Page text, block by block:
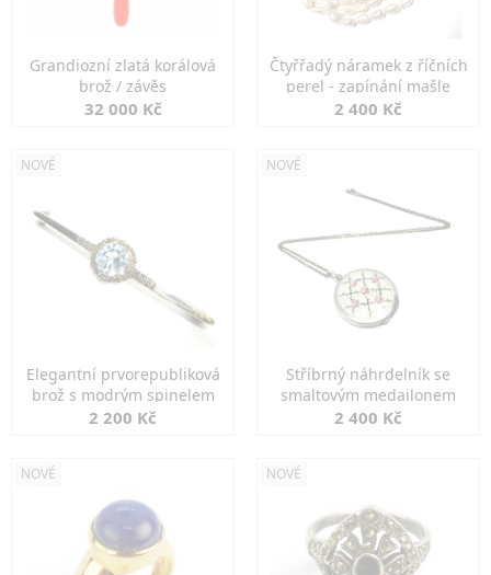
Grandiozní zlatá korálová
brož / závěs
32 000 Kč
Čtyřřadý náramek z říčních
perel - zapínání mašle
2 400 Kč
NOVÉ
Elegantní prvorepubliková
brož s modrým spinelem
2 200 Kč
NOVÉ
Stříbrný náhrdelník se
smaltovým medailonem
2 400 Kč
NOVÉ NOVÉ